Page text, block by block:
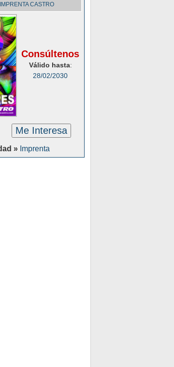
IMPRENTA CASTRO
Consúltenos
Válido hasta:
28/02/2030
Me Interesa
» Imprenta